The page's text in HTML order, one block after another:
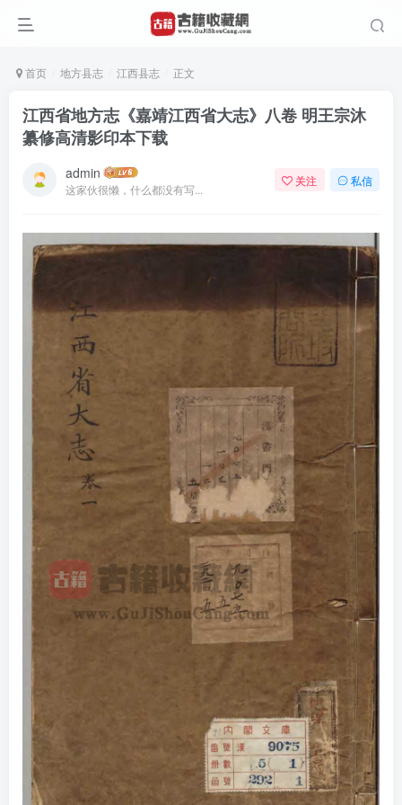
首页 地方县志 江西县志 正文
江西省地方志《嘉靖江西省大志》八卷 明王宗沐
纂修高清影印本下载
admin
这家伙很懒，什么都没有写...
关注 私信